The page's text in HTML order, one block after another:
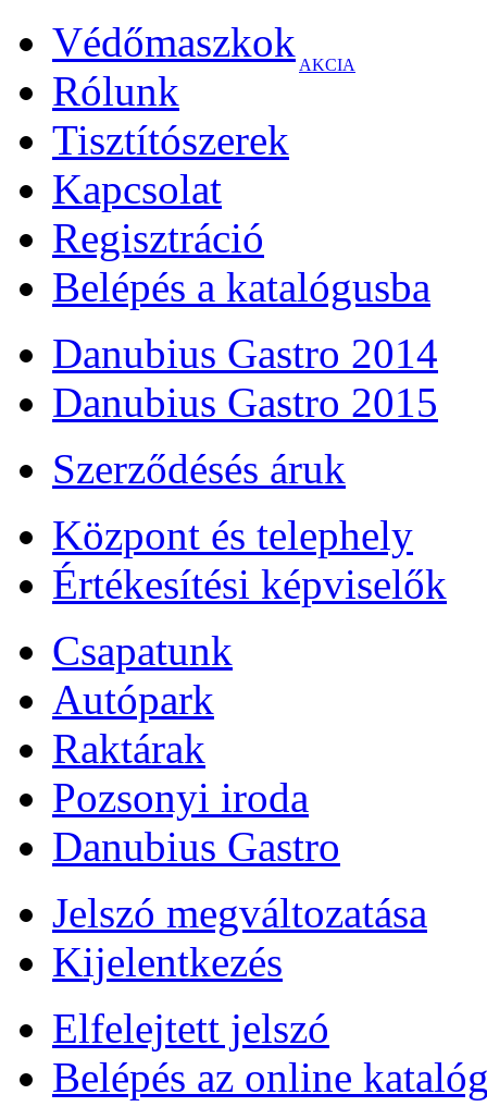
AKCIA
Védőmaszkok
Rólunk
Tisztítószerek
Kapcsolat
Regisztráció
Belépés a katalógusba
Danubius Gastro 2014
Danubius Gastro 2015
Szerződésés áruk
Központ és telephely
Értékesítési képviselők
Csapatunk
Autópark
Raktárak
Pozsonyi iroda
Danubius Gastro
Jelszó megváltozatása
Kijelentkezés
Elfelejtett jelszó
Belépés az online